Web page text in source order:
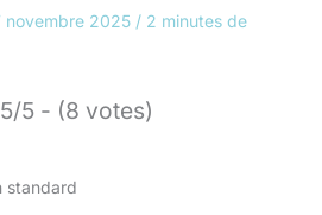
novembre 2025 / 2 minutes de
5/5 - (8 votes)